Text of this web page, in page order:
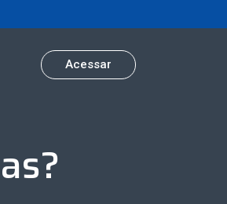
Acessar